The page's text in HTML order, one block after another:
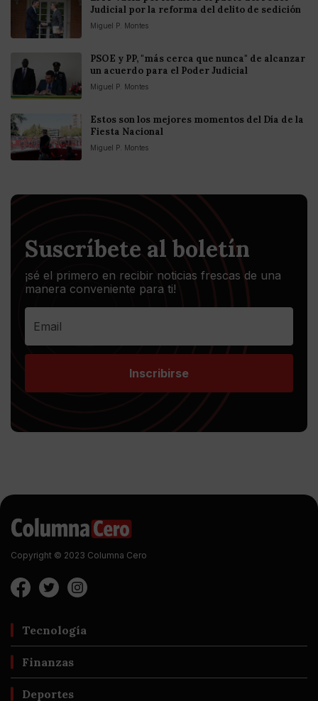
Judicial por la reforma del delito de sedición
Miguel P. Montes
PSOE y PP, "más cerca que nunca" de alcanzar
un acuerdo para el Poder Judicial
Miguel P. Montes
Estos son los mejores momentos del Día de la
Fiesta Nacional
Miguel P. Montes
Suscríbete al boletín
¡sé el primero en recibir noticias frescas de una
manera conveniente para ti!
Inscribirse
Copyright © 2023 Columna Cero
Tecnología
Finanzas
Deportes